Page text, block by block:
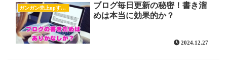
ガンガン売上upするブログの書き方
ブログ毎日更新の秘密！書き溜
めは本当に効果的か？
2024.12.27